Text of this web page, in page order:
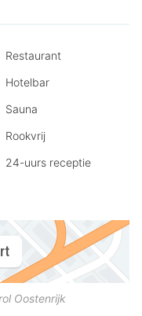
Restaurant
Hotelbar
Sauna
Rookvrij
24-uurs receptie
Oostenrijk